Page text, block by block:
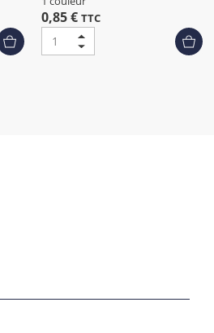
0,85 € TTC